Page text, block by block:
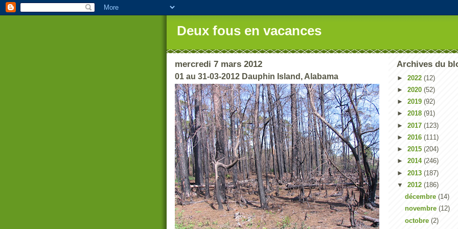
Deux fous en vacances
mercredi 7 mars 2012
01 au 31-03-2012 Dauphin Island, Alabama
Archives du
► 2022 (12)
► 2020 (52)
► 2019 (92)
► 2018 (91)
► 2017 (123)
► 2016 (111)
► 2015 (204)
► 2014 (246)
► 2013 (187)
▼ 2012 (186)
décembre (14)
novembre (12)
octobre (2)